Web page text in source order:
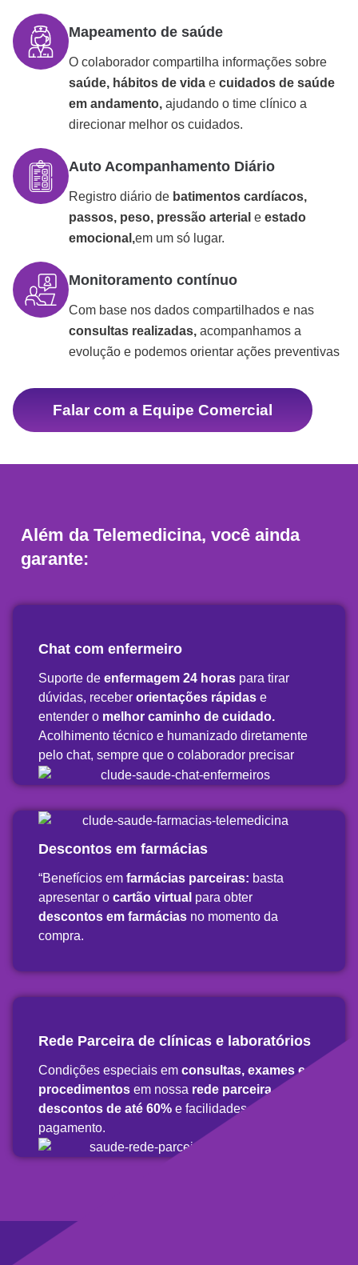
Mapeamento de saúde
O colaborador compartilha informações sobre
saúde, hábitos de vida e cuidados de saúde
em andamento, ajudando o time clínico a
direcionar melhor os cuidados.
Auto Acompanhamento Diário
Registro diário de batimentos cardíacos,
passos, peso, pressão arterial e estado
emocional,em um só lugar.
Monitoramento contínuo
Com base nos dados compartilhados e nas
consultas realizadas, acompanhamos a
evolução e podemos orientar ações preventivas
Falar com a Equipe Comercial
Além da Telemedicina, você ainda
garante:
Chat com enfermeiro
Suporte de enfermagem 24 horas para tirar
dúvidas, receber orientações rápidas e
entender o melhor caminho de cuidado.
Acolhimento técnico e humanizado diretamente
pelo chat, sempre que o colaborador precisar
Descontos em farmácias
“Benefícios em farmácias parceiras: basta
apresentar o cartão virtual para obter
descontos em farmácias no momento da
compra.
Rede Parceira de clínicas e laboratórios
Condições especiais em consultas, exames e
procedimentos em nossa rede parceira,com
descontos de até 60% e facilidades de
pagamento.